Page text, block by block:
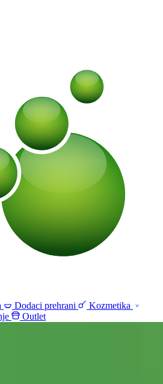
Dodaci prehrani
Kozmetika
Outlet